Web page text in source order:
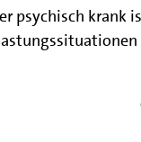
psychisch krank